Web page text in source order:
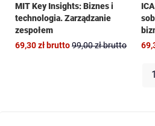
MIT Key Insights: Biznes i
technologia. Zarządzanie
zespołem
69,30 zł brutto99,00 złbrutto
1